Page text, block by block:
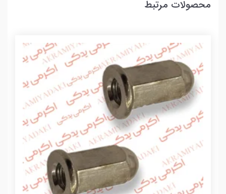
محصولات مرتبط